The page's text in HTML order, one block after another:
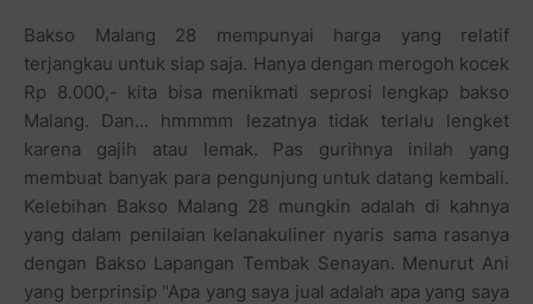
Bakso Malang 28 mempunyai harga yang relatif
terjangkau untuk siap saja. Hanya dengan merogoh kocek
Rp 8.000,- kita bisa menikmati seprosi lengkap bakso
Malang. Dan... hmmmm lezatnya tidak terlalu lengket
karena gajih atau lemak. Pas gurihnya inilah yang
membuat banyak para pengunjung untuk datang kembali.
Kelebihan Bakso Malang 28 mungkin adalah di kahnya
yang dalam penilaian kelanakuliner nyaris sama rasanya
dengan Bakso Lapangan Tembak Senayan. Menurut Ani
yang berprinsip "Apa yang saya jual adalah apa yang saya